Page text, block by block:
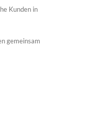
Kunden in
gemeinsam